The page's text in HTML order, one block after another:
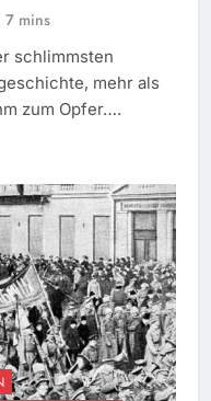
7 mins
schlimmsten
mehr als
zum Opfer….